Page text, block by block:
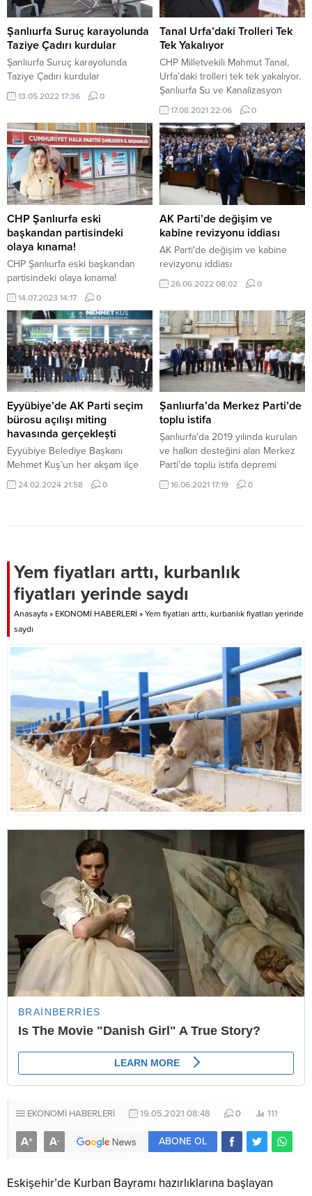
Şanlıurfa Suruç karayolunda
Taziye Çadırı kurdular
Şanlıurfa Suruç karayolunda
Taziye Çadırı kurdular
13.05.2022 17:36 0
Tanal Urfa’daki Trolleri Tek
Tek Yakalıyor
CHP Milletvekili Mahmut Tanal,
Urfa’daki trolleri tek tek yakalıyor.
Şanlıurfa Su ve Kanalizasyon
İdaresi (ŞUSKİ) Bozova İlçe
Müdürlüğünü yürüten Mustafa
Sönmez’in CHP ile Mustafa Kemal
Atatürk’e yönelik hakaret içerikli
paylaşımlarına CHP Milletvekili
Mahmut Tanal sosyal medya
hesabından tepki gösterdi.
Cumhuriyet Halk Partisi (CHP)
İstanbul Milletvekili Mahmut Tanal,
Şanlıurfa Büyükşehir
Belediyesi’ne...
17.08.2021 22:06 0
CHP Şanlıurfa eski
başkandan partisindeki
olaya kınama!
CHP Şanlıurfa eski başkandan
partisindeki olaya kınama!
14.07.2023 14:17 0
AK Parti’de değişim ve
kabine revizyonu iddiası
AK Parti'de değişim ve kabine
revizyonu iddiası
26.06.2022 08:02 0
Eyyübiye’de AK Parti seçim
bürosu açılışı miting
havasında gerçekleşti
Eyyübiye Belediye Başkanı
Mehmet Kuş’un her akşam ilçe
halkıyla buluşacağı AK Parti
TBMM İdare Amiri Şanlıurfa
Milletvekili İbrahim Eyyüpoğlu,
Eyyübiye Belediye Başkanı ve
adayı Mehmet Kuş, AK Parti
Eyyübiye...
24.02.2024 21:58 0
Şanlıurfa’da Merkez Parti’de
toplu istifa
Şanlıurfa'da 2019 yılında kurulan
ve halkın desteğini alan Merkez
Parti'de toplu istifa depremi
yaşandı.
16.06.2021 17:19 0
Yem fiyatları arttı, kurbanlık
fiyatları yerinde saydı
Anasayfa » EKONOMİ HABERLERİ » Yem fiyatları arttı, kurbanlık fiyatları yerinde
saydı
EKONOMİ HABERLERİ 19.05.2021 08:48 0 111
A+ A- ABONE OL
Eskişehir’de Kurban Bayramı hazırlıklarına başlayan